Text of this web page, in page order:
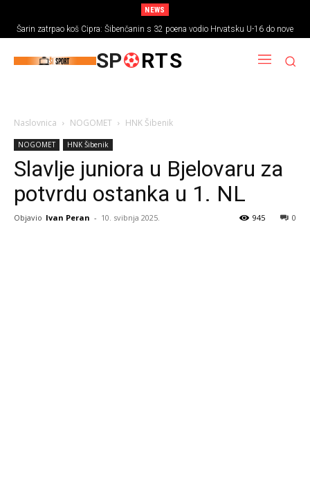
NEWS
Šarin zatrpao koš Cipra: Šibenčanin s 32 poena vodio Hrvatsku U-16 do nove
pobjede
SP RTS
Naslovnica NOGOMET HNK Šibenik
NOGOMET HNK Šibenik
Slavlje juniora u Bjelovaru za
potvrdu ostanka u 1. NL
Objavio Ivan Peran - 10. svibnja 2025. 0
945